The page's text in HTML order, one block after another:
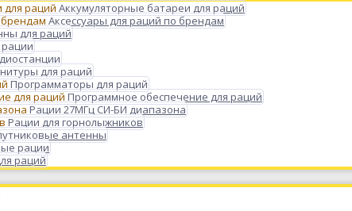
Аккумуляторные батареи для раций
Аксессуары для раций по брендам
для раций
для раций
Программаторы для раций
Программное обеспечение для раций
Рации 27МГц СИ-БИ диапазона
Рации для горнолыжников
антенны
рации
раций